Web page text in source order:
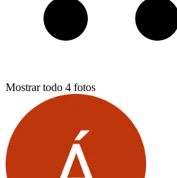
Mostrar todo 4 fotos